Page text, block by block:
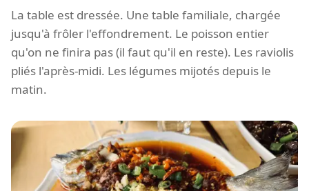
La table est dressée. Une table familiale, chargée
jusqu'à frôler l'effondrement. Le poisson entier
qu'on ne finira pas (il faut qu'il en reste). Les raviolis
pliés l'après-midi. Les légumes mijotés depuis le
matin.